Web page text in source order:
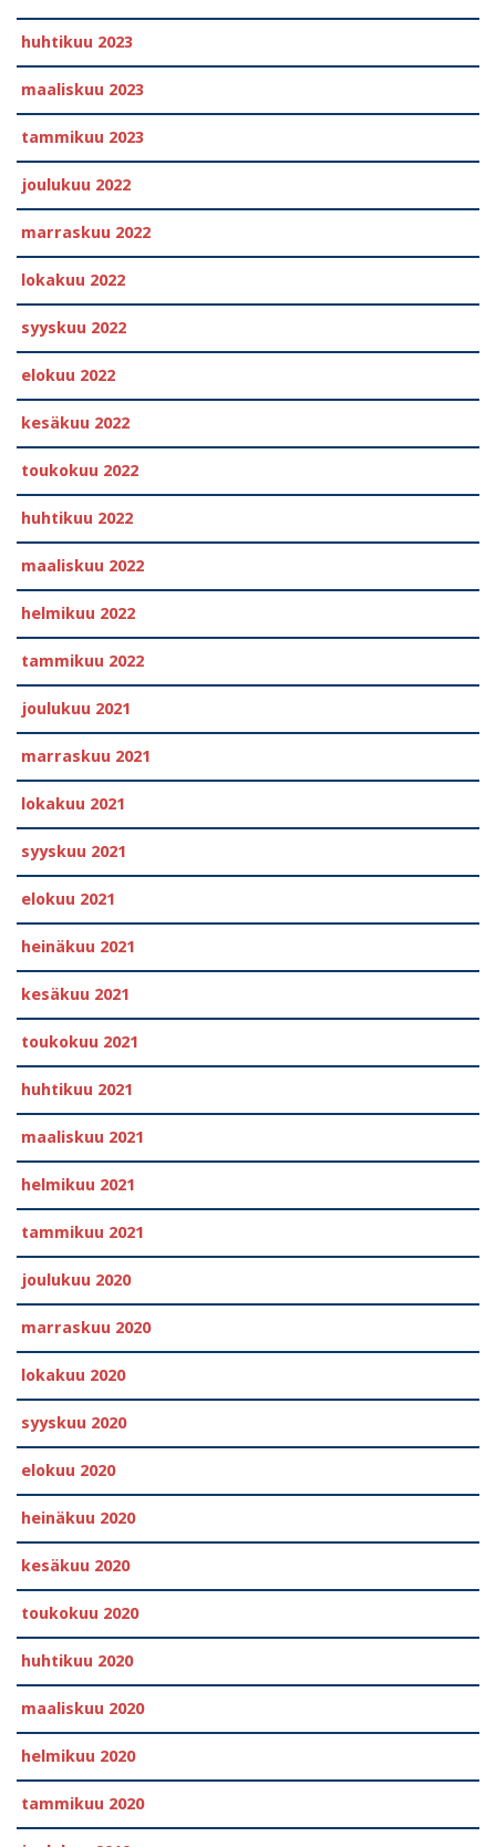
huhtikuu 2023
maaliskuu 2023
tammikuu 2023
joulukuu 2022
marraskuu 2022
lokakuu 2022
syyskuu 2022
elokuu 2022
kesäkuu 2022
toukokuu 2022
huhtikuu 2022
maaliskuu 2022
helmikuu 2022
tammikuu 2022
joulukuu 2021
marraskuu 2021
lokakuu 2021
syyskuu 2021
elokuu 2021
heinäkuu 2021
kesäkuu 2021
toukokuu 2021
huhtikuu 2021
maaliskuu 2021
helmikuu 2021
tammikuu 2021
joulukuu 2020
marraskuu 2020
lokakuu 2020
syyskuu 2020
elokuu 2020
heinäkuu 2020
kesäkuu 2020
toukokuu 2020
huhtikuu 2020
maaliskuu 2020
helmikuu 2020
tammikuu 2020